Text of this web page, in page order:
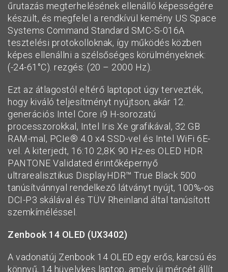
űrutazás megterhelésének ellenálló képességére
készült, és megfelel a rendkívül kemény US Space
Systems Command Standard SMC-S-016A
tesztelési protokolloknak, így működés közben
képes ellenállni a szélsőséges körülményeknek:
(-24-61°C). rezgés: (20 – 2000 Hz).
Ezt az átlagostól eltérő laptopot úgy tervezték,
hogy kiváló teljesítményt nyújtson, akár 12.
generációs Intel Core i9 H-sorozatú
processzorokkal, Intel Iris Xe grafikával, 32 GB
RAM-mal, PCIe® 4.0 x4 SSD-vel és Intel WiFi 6E-
vel. A kiterjedt, 16:10 2,8K 90 Hz-es OLED HDR
PANTONE Validated érintőképernyő
ultrarealisztikus DisplayHDR™ True Black 500
tanúsítvánnyal rendelkező látványt nyújt, 100%-os
DCI-P3 skálával és TÜV Rheinland által tanúsított
szemkíméléssel.
Zenbook 14 OLED (UX3402)
A vadonatúj Zenbook 14 OLED egy erős, karcsú és
könnyű, 14 hüvelykes laptop, amely új mércét állít